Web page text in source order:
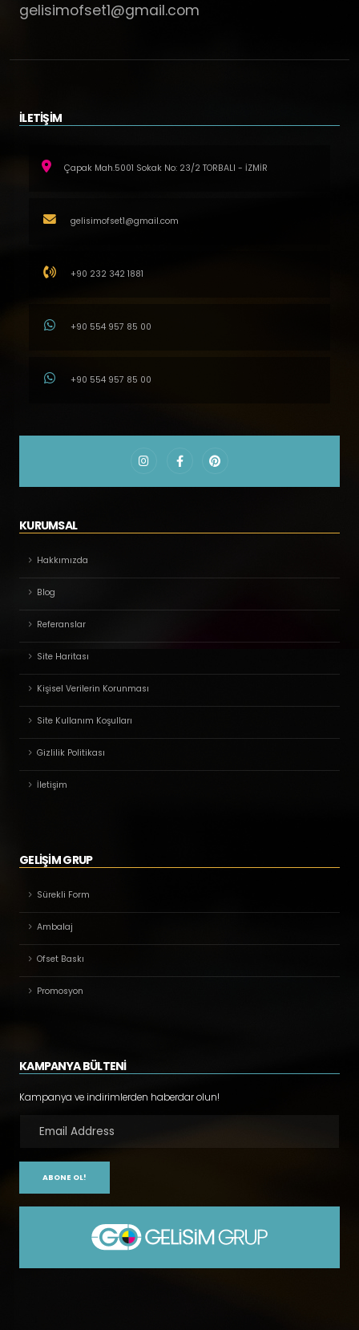
gelisimofset1@gmail.com
İLETİŞİM
Çapak Mah.5001 Sokak No: 23/2 TORBALI - İZMİR
gelisimofset1@gmail.com
+90 232 342 1881
+90 554 957 85 00
+90 554 957 85 00
KURUMSAL
Hakkımızda
Blog
Referanslar
Site Haritası
Kişisel Verilerin Korunması
Site Kullanım Koşulları
Gizlilik Politikası
İletişim
GELİŞİM GRUP
Sürekli Form
Ambalaj
Ofset Baskı
Promosyon
KAMPANYA BÜLTENİ
Kampanya ve indirimlerden haberdar olun!
ABONE OL!